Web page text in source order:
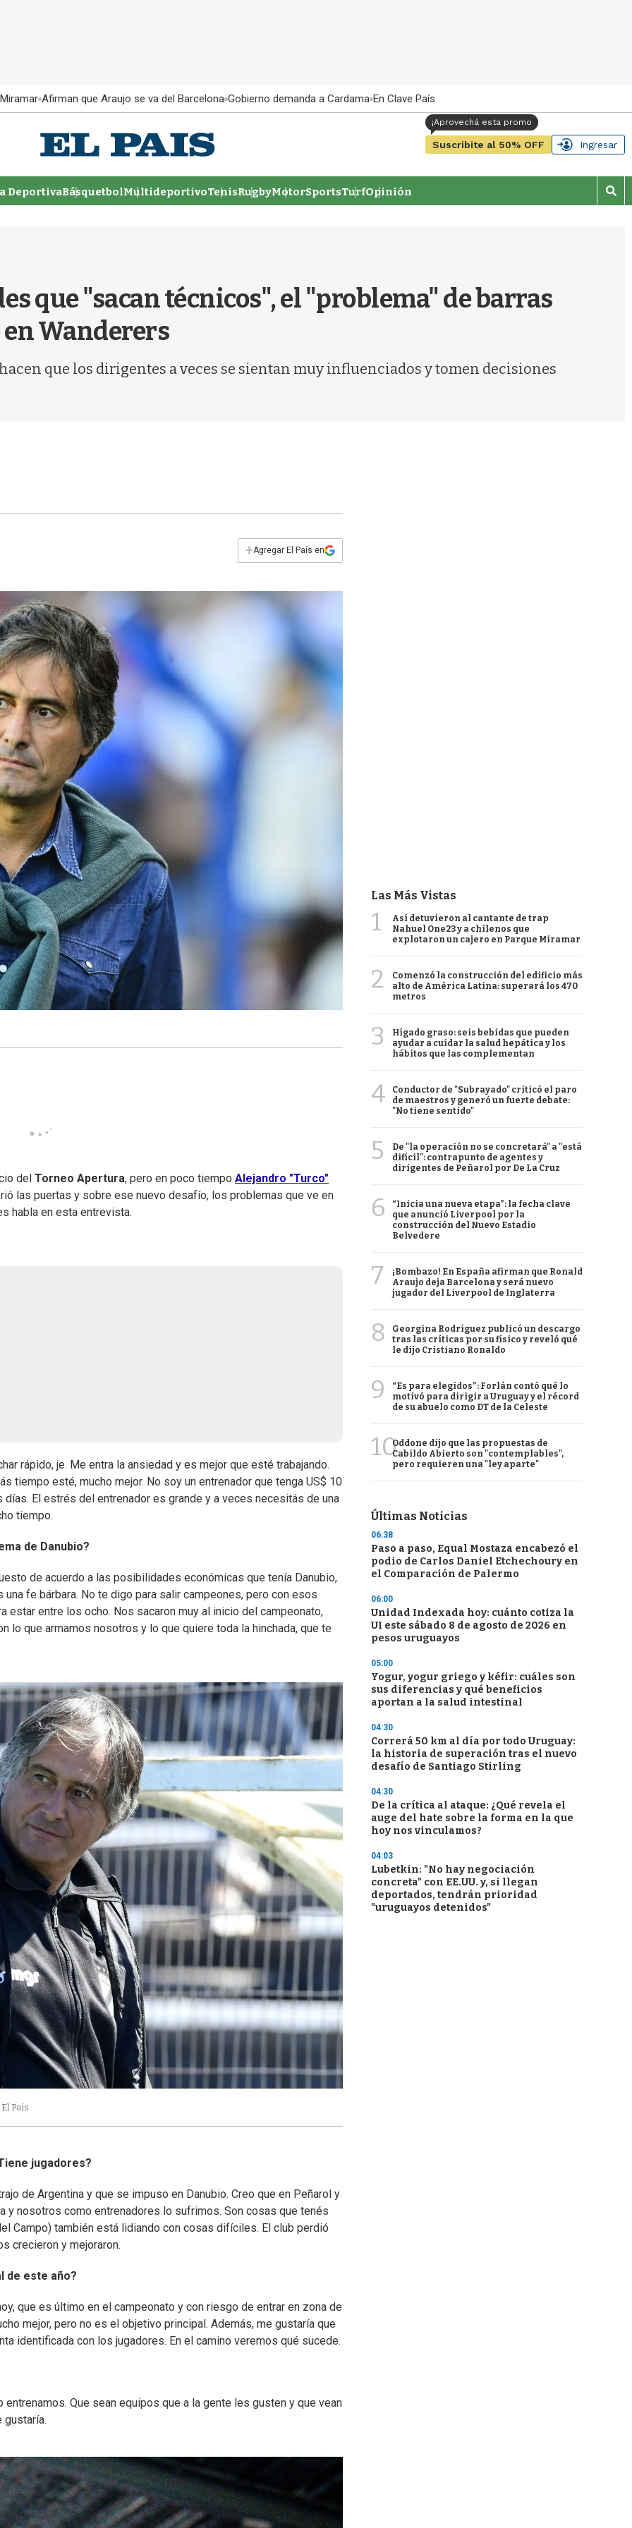
Afirman que Araujo se va del Barcelona Gobierno demanda a Cardama En Clave País
Suscribite al 50% OFF Ingresar
DeportivaBásquetbolMultideportivoTenisRugbyMotorSportsTurfOpinión
M
o
que "sacan técnicos", el "problema" de barras
Wanderers
que los dirigentes a veces se sientan muy influenciados y tomen decisiones
+Agregar El País en
del Torneo Apertura, pero en poco tiempo Alejandro "Turco"
las puertas y sobre ese nuevo desafío, los problemas que ve en
habla en esta entrevista.
rápido, je. Me entra la ansiedad y es mejor que esté trabajando.
tiempo esté, mucho mejor. No soy un entrenador que tenga US$ 10
El estrés del entrenador es grande y a veces necesitás de una
tiempo.
de Danubio?
de acuerdo a las posibilidades económicas que tenía Danubio,
fe bárbara. No te digo para salir campeones, pero con esos
estar entre los ocho. Nos sacaron muy al inicio del campeonato,
lo que armamos nosotros y lo que quiere toda la hinchada, que te
Pais
jugadores?
de Argentina y que se impuso en Danubio. Creo que en Peñarol y
y nosotros como entrenadores lo sufrimos. Son cosas que tenés
Campo) también está lidiando con cosas difíciles. El club perdió
crecieron y mejoraron.
de este año?
que es último en el campeonato y con riesgo de entrar en zona de
mejor, pero no es el objetivo principal. Además, me gustaría que
identificada con los jugadores. En el camino veremos qué sucede.
Que sean equipos que a la gente les gusten y que vean
gustaría.
Las Más Vistas
1
Así detuvieron al cantante de trap
Nahuel One23 y a chilenos que
explotaron un cajero en Parque Miramar
2
Comenzó la construcción del edificio más
alto de América Latina: superará los 470
metros
3
Hígado graso: seis bebidas que pueden
ayudar a cuidar la salud hepática y los
hábitos que las complementan
4
Conductor de "Subrayado" criticó el paro
de maestros y generó un fuerte debate:
"No tiene sentido"
5
De "la operación no se concretará" a "está
difícil": contrapunto de agentes y
dirigentes de Peñarol por De La Cruz
6
“Inicia una nueva etapa”: la fecha clave
que anunció Liverpool por la
construcción del Nuevo Estadio
Belvedere
7
¡Bombazo! En España afirman que Ronald
Araujo deja Barcelona y será nuevo
jugador del Liverpool de Inglaterra
8
Georgina Rodríguez publicó un descargo
tras las críticas por su físico y reveló qué
le dijo Cristiano Ronaldo
9
“Es para elegidos”: Forlán contó qué lo
motivó para dirigir a Uruguay y el récord
de su abuelo como DT de la Celeste
10Oddone dijo que las propuestas de
Cabildo Abierto son "contemplables",
pero requieren una "ley aparte"
Últimas Noticias
06:38
Paso a paso, Equal Mostaza encabezó el
podio de Carlos Daniel Etchechoury en
el Comparación de Palermo
06:00
Unidad Indexada hoy: cuánto cotiza la
UI este sábado 8 de agosto de 2026 en
pesos uruguayos
05:00
Yogur, yogur griego y kéfir: cuáles son
sus diferencias y qué beneficios
aportan a la salud intestinal
04:30
Correrá 50 km al día por todo Uruguay:
la historia de superación tras el nuevo
desafío de Santiago Stirling
04:30
De la crítica al ataque: ¿Qué revela el
auge del hate sobre la forma en la que
hoy nos vinculamos?
04:03
Lubetkin: "No hay negociación
concreta" con EE.UU. y, si llegan
deportados, tendrán prioridad
"uruguayos detenidos"